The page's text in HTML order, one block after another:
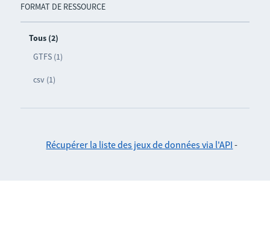
FORMAT DE RESSOURCE
Tous (2)
GTFS (1)
csv (1)
Récupérer la liste des jeux de données via l'API -